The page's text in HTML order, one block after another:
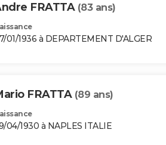
FRATTA (83 ans)
01/1936 à DEPARTEMENT D'ALGER
FRATTA (89 ans)
04/1930 à NAPLES ITALIE